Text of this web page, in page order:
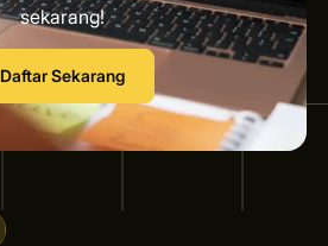
sekarang!
Daftar Sekarang